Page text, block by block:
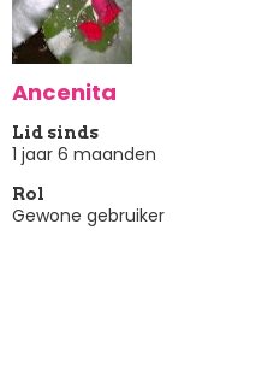
Ancenita
Lid sinds
1 jaar 6 maanden
Rol
Gewone gebruiker